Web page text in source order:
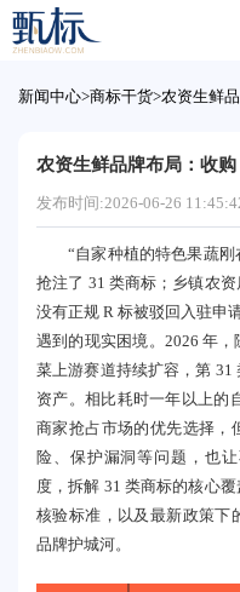
新闻中心>商标干货>农资生鲜
农资生鲜品牌布局：收
发布时间:2026-06-26
“自家种植的特色果蔬
抢注了 31 类商标；乡镇农
没有正规 R 标被驳回入驻申
遇到的现实困境。2026 年
菜上游赛道持续扩容，第
资产。相比耗时一年以上的
商家抢占市场的优先选择，
险、保护漏洞等问题，也
度，拆解 31 类商标的核心
核验标准，以及最新政策下
品牌护城河。